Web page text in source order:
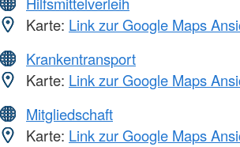
Karte: Link zur Google Maps
Krankentransport
Karte: Link zur Google Maps
Mitgliedschaft
Karte: Link zur Google Maps